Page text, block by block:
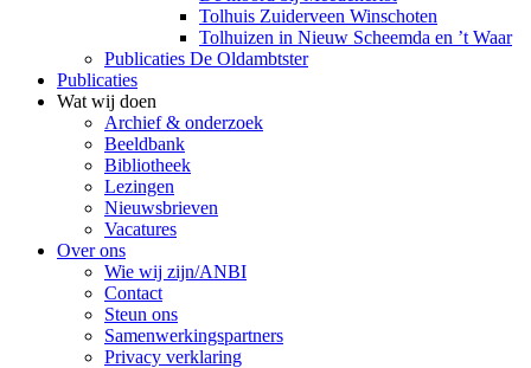
Tolhuis Zuiderveen Winschoten
Tolhuizen in Nieuw Scheemda en ’t Waar
Publicaties De Oldambtster
Publicaties
Wat wij doen
Archief & onderzoek
Beeldbank
Bibliotheek
Lezingen
Nieuwsbrieven
Vacatures
Over ons
Wie wij zijn/ANBI
Contact
Steun ons
Samenwerkingspartners
Privacy verklaring